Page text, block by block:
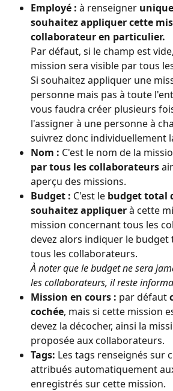
Employé : à renseigner
souhaitez appliquer cette
collaborateur en particulier.
Par défaut, si le champ est
mission sera visible par tous
Si souhaitez appliquer une
personne mais pas à toute
vous faudra créer plusieurs
l'assigner à une personne à
suivrez donc individuellement
Nom : C'est le nom de la
par tous les collaborateurs
aperçu des missions.
Budget : C'est le budget total
souhaitez appliquer à cette
mission concernant tous les
devez alors indiquer le
tous les collaborateurs.
À noter que le budget ne sera
les collaborateurs, il reste
Mission en cours : par défaut
cochée, mais si cette mission
devez la décocher, ainsi la
proposée aux collaborateurs.
Tags: Les tags renseignés sur
attribués automatiquement
enregistrés sur cette mission.